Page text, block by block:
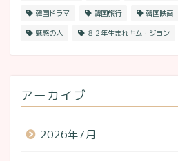
韓国ドラマ 韓国旅行 韓国映画
魅惑の人 ８２年生まれキム・ジヨン
アーカイブ
2026年7月